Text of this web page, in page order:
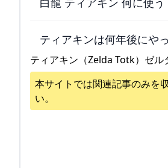
ティアキンは何年後にや
ティアキン（Zelda Totk）ゼ
本サイトでは関連記事のみを
い。